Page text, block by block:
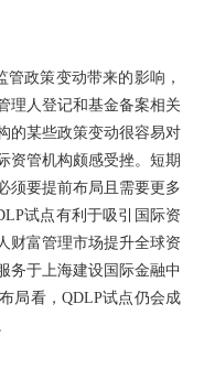
政策变动带来的影响，
理人登记和基金备案相关
的某些政策变动很容易对
资管机构颇感受挫。短期
须要提前布局且需要更多
试点有利于吸引国际资
财富管理市场提升全球资
务于上海建设国际金融中
局看，QDLP试点仍会成